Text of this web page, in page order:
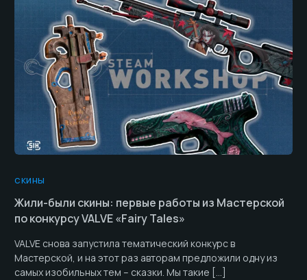
СКИНЫ
Жили-были скины: первые работы из Мастерской
по конкурсу VALVE «Fairy Tales»
VALVE снова запустила тематический конкурс в
Мастерской, и на этот раз авторам предложили одну из
самых изобильных тем – сказки. Мы такие […]